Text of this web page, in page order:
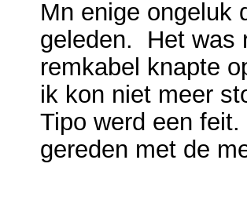
Mn enige ongeluk
geleden. Het was
remkabel knapte
ik kon niet meer
Tipo werd een
gereden met de